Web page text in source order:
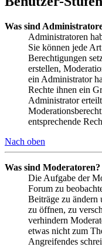
Was sind
Administratoren
Sie können jede
Berechtigungen
erstellen,
ein Administrator
Rechte ihnen ein
Administrator
entsprechende
Nach oben
Was sind Moderatoren?
Die Aufgabe der
Forum zu
Beiträge zu ändern
zu öffnen, zu
verhindern
etwas nicht zum
Angreifendes